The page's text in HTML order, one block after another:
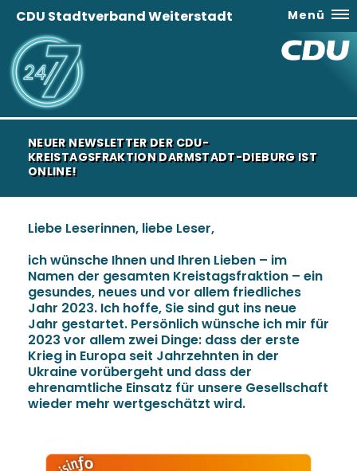
CDU Stadtverband Weiterstadt Menü
NEUER NEWSLETTER DER CDU-
KREISTAGSFRAKTION DARMSTADT-DIEBURG IST
ONLINE!
Liebe Leserinnen, liebe Leser,
ich wünsche Ihnen und Ihren Lieben – im
Namen der gesamten Kreistagsfraktion – ein
gesundes, neues und vor allem friedliches
Jahr 2023. Ich hoffe, Sie sind gut ins neue
Jahr gestartet. Persönlich wünsche ich mir für
2023 vor allem zwei Dinge: dass der erste
Krieg in Europa seit Jahrzehnten in der
Ukraine vorübergeht und dass der
ehrenamtliche Einsatz für unsere Gesellschaft
wieder mehr wertgeschätzt wird.